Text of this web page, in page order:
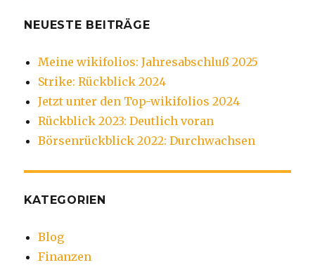
NEUESTE BEITRÄGE
Meine wikifolios: Jahresabschluß 2025
Strike: Rückblick 2024
Jetzt unter den Top-wikifolios 2024
Rückblick 2023: Deutlich voran
Börsenrückblick 2022: Durchwachsen
KATEGORIEN
Blog
Finanzen